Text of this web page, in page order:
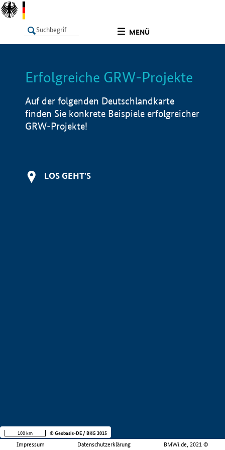
MENÜ
LISTE Info
Erfolgreiche GRW-Projekte
Auf der folgenden Deutschlandkarte
finden Sie konkrete Beispiele erfolgreicher
GRW-Projekte!
LOS GEHT'S
Impressum Datenschutzerklärung BMWi.de, 2021 ©
100 km © Geobasis-DE / BKG 2015